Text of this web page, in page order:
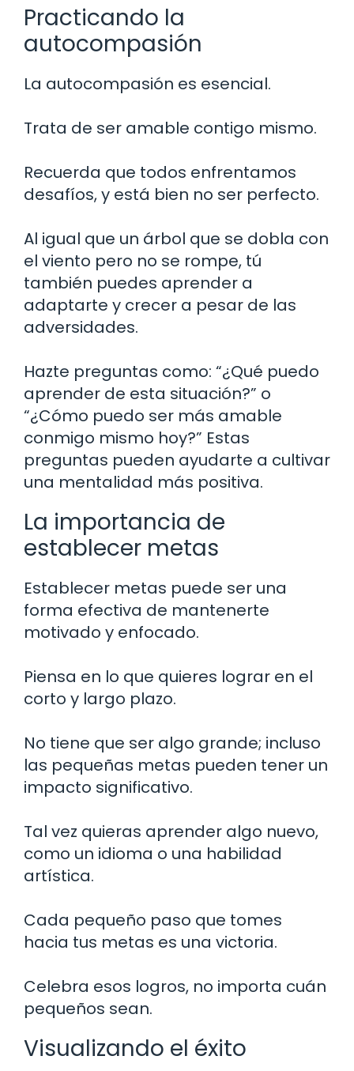
Practicando la
autocompasión
La autocompasión es esencial.
Trata de ser amable contigo mismo.
Recuerda que todos enfrentamos
desafíos, y está bien no ser perfecto.
Al igual que un árbol que se dobla con
el viento pero no se rompe, tú
también puedes aprender a
adaptarte y crecer a pesar de las
adversidades.
Hazte preguntas como: “¿Qué puedo
aprender de esta situación?” o
“¿Cómo puedo ser más amable
conmigo mismo hoy?” Estas
preguntas pueden ayudarte a cultivar
una mentalidad más positiva.
La importancia de
establecer metas
Establecer metas puede ser una
forma efectiva de mantenerte
motivado y enfocado.
Piensa en lo que quieres lograr en el
corto y largo plazo.
No tiene que ser algo grande; incluso
las pequeñas metas pueden tener un
impacto significativo.
Tal vez quieras aprender algo nuevo,
como un idioma o una habilidad
artística.
Cada pequeño paso que tomes
hacia tus metas es una victoria.
Celebra esos logros, no importa cuán
pequeños sean.
Visualizando el éxito